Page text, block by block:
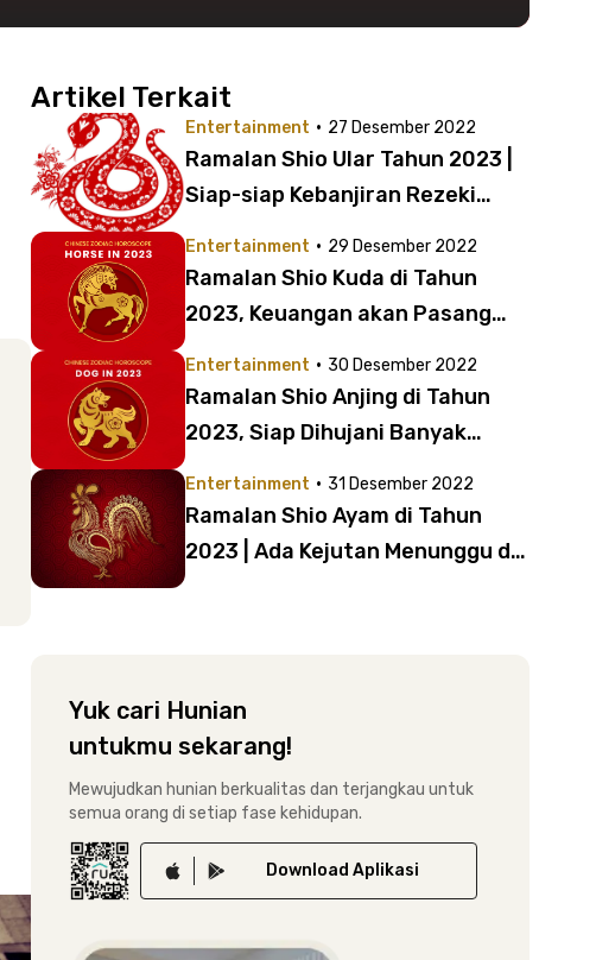
Artikel Terkait
Entertainment · 27 Desember 2022
Ramalan Shio Ular Tahun 2023 |
Siap-siap Kebanjiran Rezeki
Entertainment · 29 Desember 2022
Ramalan Shio Kuda di Tahun
2023, Keuangan akan Pasang
Entertainment · 30 Desember 2022
Ramalan Shio Anjing di Tahun
2023, Siap Dihujani Banyak
Entertainment · 31 Desember 2022
Ramalan Shio Ayam di Tahun
2023 | Ada Kejutan Menunggu di
Yuk cari Hunian
untukmu sekarang!
Mewujudkan hunian berkualitas dan terjangkau untuk
semua orang di setiap fase kehidupan.
Download Aplikasi